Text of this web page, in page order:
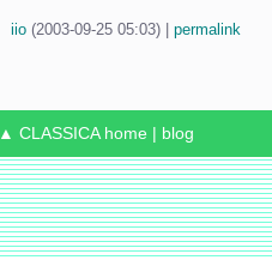
iio (2003-09-25 05:03) | permalink
▲ CLASSICA home blog